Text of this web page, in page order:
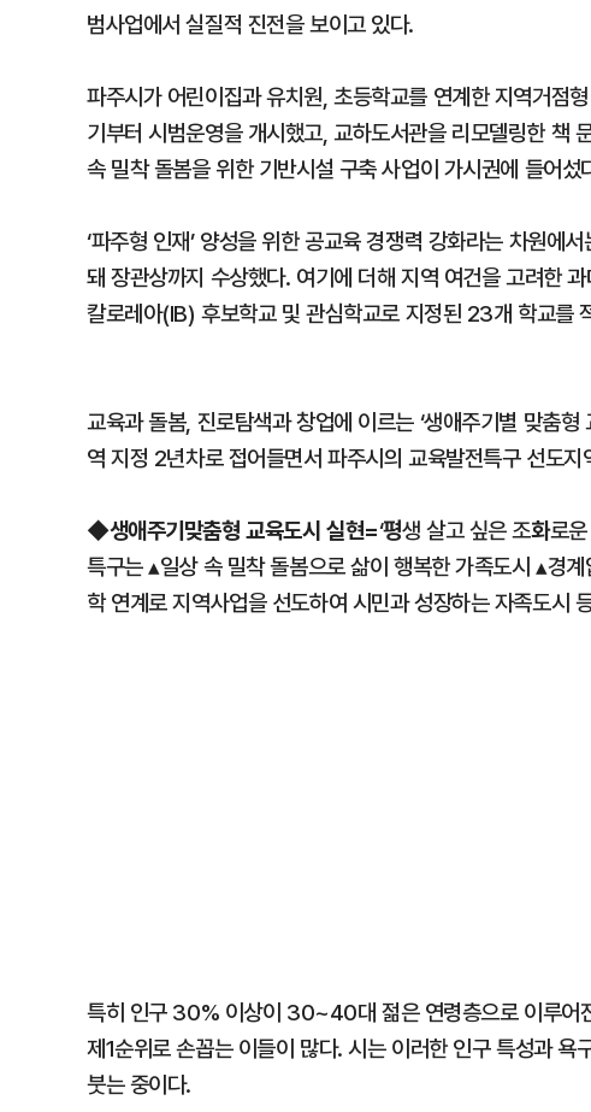
범사업에서 실질적 진전을 보이고 있다.
파주시가 어린이집과 유치원, 초등학교를 연계한 지역거점
기부터 시범운영을 개시했고, 교하도서관을 리모델링한 책
속 밀착 돌봄을 위한 기반시설 구축 사업이 가시권에 들어섰
‘파주형 인재’ 양성을 위한 공교육 경쟁력 강화라는 차원에
돼 장관상까지 수상했다. 여기에 더해 지역 여건을 고려한
칼로레아(IB) 후보학교 및 관심학교로 지정된 23개 학교를
교육과 돌봄, 진로탐색과 창업에 이르는 ‘생애주기별 맞춤
역 지정 2년차로 접어들면서 파주시의 교육발전특구 선도
◆생애주기맞춤형 교육도시 실현=‘평생 살고 싶은 조화로
특구는 ▴일상 속 밀착 돌봄으로 삶이 행복한 가족도시 ▴경
학 연계로 지역사업을 선도하여 시민과 성장하는 자족도시
특히 인구 30% 이상이 30~40대 젊은 연령층으로 이루어
제1순위로 손꼽는 이들이 많다. 시는 이러한 인구 특성과
붓는 중이다.